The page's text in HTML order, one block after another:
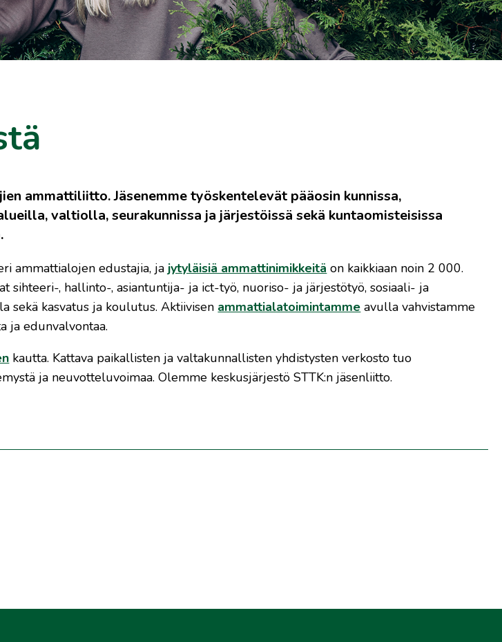
ammattiliitto. Jäsenemme työskentelevät pääosin kunnissa,
valtiolla, seurakunnissa ja järjestöissä sekä kuntaomisteisissa
ammattialojen edustajia, jajytyläisiä ammattinimikkeitä on kaikkiaan noin 2 000.
sihteeri-, hallinto-, asiantuntija- ja ict-työ, nuoriso- ja järjestötyö, sosiaali- ja
sekä kasvatus ja koulutus. Aktiivisen ammattialatoimintamme avulla vahvistamme
ja edunvalvontaa.
kautta. Kattava paikallisten ja valtakunnallisten yhdistysten verkosto tuo
ja neuvotteluvoimaa. Olemme keskusjärjestö STTK:n jäsenliitto.